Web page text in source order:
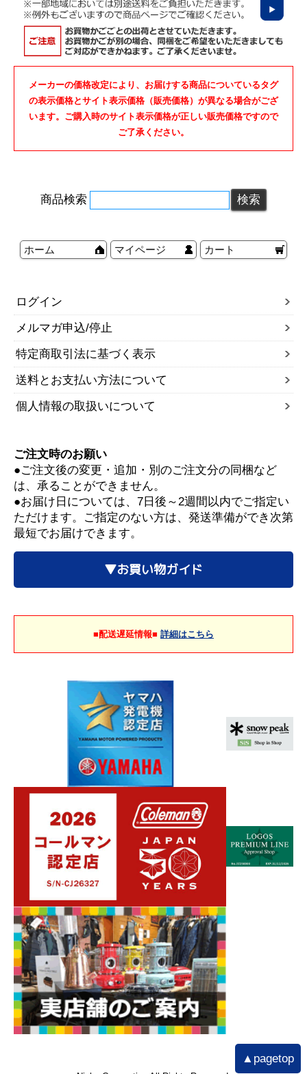
メーカーの価格改定により、お届けする商品についているタグ
の表示価格とサイト表示価格（販売価格）が異なる場合がござ
います。ご購入時のサイト表示価格が正しい販売価格ですので
ご了承ください。
商品検索
ホーム マイページ カート
ログイン
メルマガ申込/停止
特定商取引法に基づく表示
送料とお支払い方法について
個人情報の取扱いについて
ご注文時のお願い
●ご注文後の変更・追加・別のご注文分の同梱など
は、承ることができません。
●お届け日については、7日後～2週間以内でご指定い
ただけます。ご指定のない方は、発送準備ができ次第
最短でお届けできます。
▼お買い物ガイド
■配送遅延情報■ 詳細はこちら
▲pagetop